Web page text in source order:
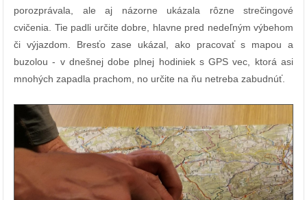
porozprávala, ale aj názorne ukázala rôzne strečingové
cvičenia. Tie padli určite dobre, hlavne pred nedeľným výbehom
či výjazdom. Bresťo zase ukázal, ako pracovať s mapou a
buzolou - v dnešnej dobe plnej hodiniek s GPS vec, ktorá asi
mnohých zapadla prachom, no určite na ňu netreba zabudnúť.